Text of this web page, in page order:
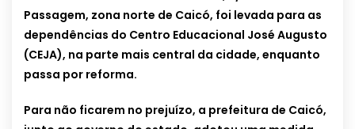
Passagem, zona norte de Caicó, foi levada para as
dependências do Centro Educacional José Augusto
(CEJA), na parte mais central da cidade, enquanto
passa por reforma.
Para não ficarem no prejuízo, a prefeitura de Caicó,